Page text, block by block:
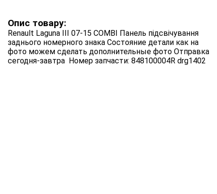
Опис товару:
Renault Laguna III 07-15 COMBI Панель підсвічування
заднього номерного знака Состояние детали как на
фото можем сделать дополнительные фото Отправка
сегодня-завтра Номер запчасти: 848100004R drg1402